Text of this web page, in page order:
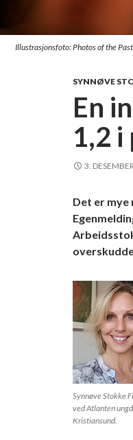
Illustrasjonsfoto: Photos of the Past
SYNNØVE
En
1,2
3.
Det er mye
Synnøve Stokke
ved Atlanten
Kristiansund.